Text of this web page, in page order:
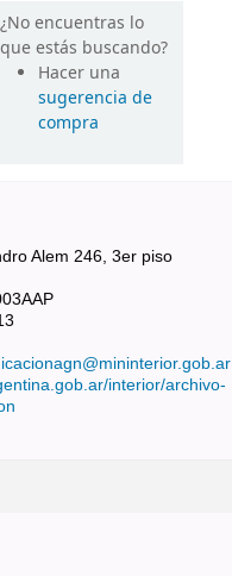
¿No encuentras lo
que estás buscando?
Hacer una
sugerencia de
compra
Alem 246, 3er piso
interior/archivo-